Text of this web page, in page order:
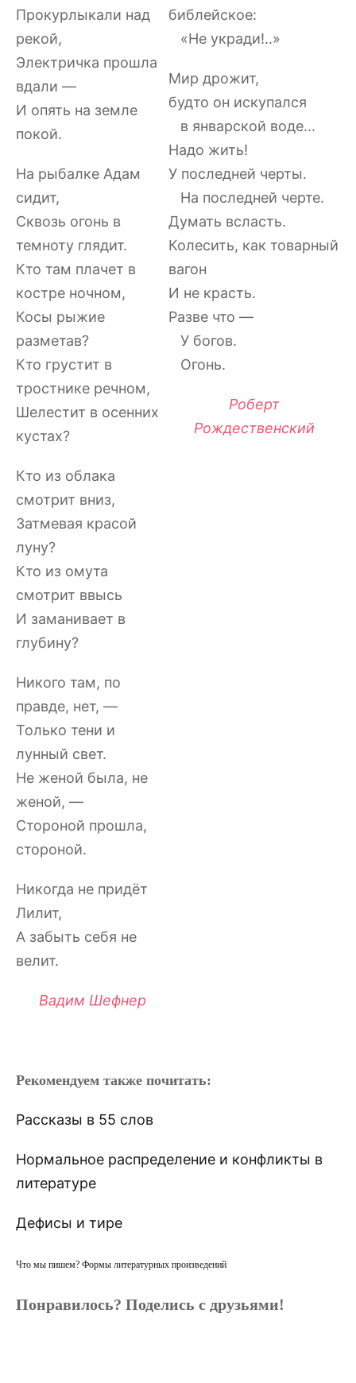
Прокурлыкали над
рекой,
Электричка прошла
вдали —
И опять на земле
покой.
На рыбалке Адам
сидит,
Сквозь огонь в
темноту глядит.
Кто там плачет в
костре ночном,
Косы рыжие
разметав?
Кто грустит в
тростнике речном,
Шелестит в осенних
кустах?
Кто из облака
смотрит вниз,
Затмевая красой
луну?
Кто из омута
смотрит ввысь
И заманивает в
глубину?
Никого там, по
правде, нет, —
Только тени и
лунный свет.
Не женой была, не
женой, —
Стороной прошла,
стороной.
Никогда не придёт
Лилит,
А забыть себя не
велит.
Вадим Шефнер
библейское:
«Не укради!..»
Мир дрожит,
будто он искупался
в январской воде...
Надо жить!
У последней черты.
На последней черте.
Думать всласть.
Колесить, как товарный
вагон
И не красть.
Разве что —
У богов.
Огонь.
Роберт
Рождественский
Рекомендуем также почитать:
Рассказы в 55 слов
Нормальное распределение и конфликты в
литературе
Дефисы и тире
Что мы пишем? Формы литературных произведений
Понравилось? Поделись с друзьями!